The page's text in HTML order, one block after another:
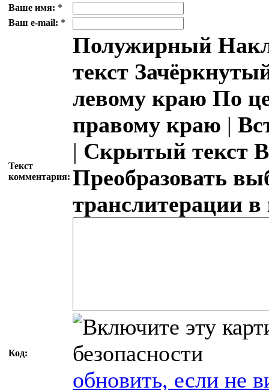
Ваше имя: *
Ваш e-mail: *
Текст
комментария:
Полужирный
текст
левому краю По
правому краю |
| Скрытый текст
Преобразовать
транслитерации
Код:
обновить, если не